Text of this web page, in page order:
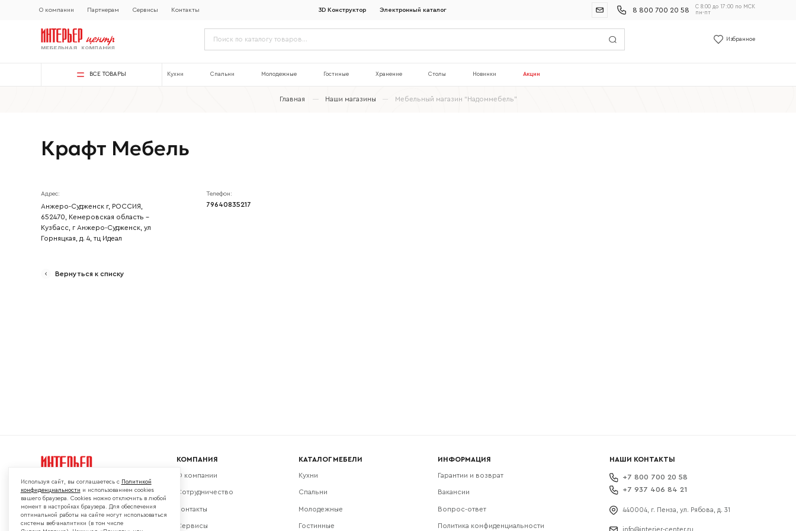
О компании Партнерам Сервисы Контакты 3D Конструктор Электронный каталог 8 800 700 20 58
С 8:00 до 17:00 по МСК
пн-пт
Избранное
ВСЕ ТОВАРЫ Кухни Спальни Молодежные Гостиные Хранение Столы Новинки Акции
Главная Наши магазины Мебельный магазин “Надоммебель”
Крафт Мебель
Адрес:
Анжеро-Судженск г, РОССИЯ,
652470, Кемеровская область -
Кузбасс, г Анжеро-Судженск, ул
Горняцкая, д. 4, тц Идеал
Телефон:
79640835217
Вернуться к списку
Мы в социальных сетях:
КОМПАНИЯ
О компании
Сотрудничество
Контакты
Сервисы
КАТАЛОГ МЕБЕЛИ
Кухни
Спальни
Молодежные
Гостинные
ИНФОРМАЦИЯ
Гарантии и возврат
Вакансии
Вопрос-ответ
Политика конфиденциальности
НАШИ КОНТАКТЫ
+7 800 700 20 58
+7 937 406 84 21
440004, г. Пенза, ул. Рябова, д. 31
info@interier-center.ru
Используя сайт, вы соглашаетесь с Политикой
конфиденциальности и использованием cookies
вашего браузера. Cookies можно отключить в любой
момент в настройках браузера. Для обеспечения
оптимальной работы на сайте могут использоваться
системы веб-аналитики (в том числе